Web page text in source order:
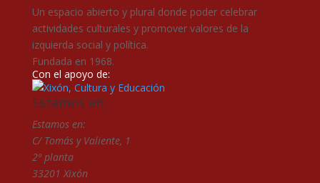
Un espacio abierto y plural donde poder celebrar
actividades culturales y promover valores de la
izquierda social y política.
Fundada en 1968.
Con el apoyo de:
Estamos en:
Estamos en:
C/ Tomás y Valiente, 1
2ª planta
33201 Xixón